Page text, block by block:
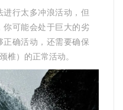
行太多冲浪活动，但
可能会处于巨大的劣
确活动，还需要确保
椎）的正常活动。